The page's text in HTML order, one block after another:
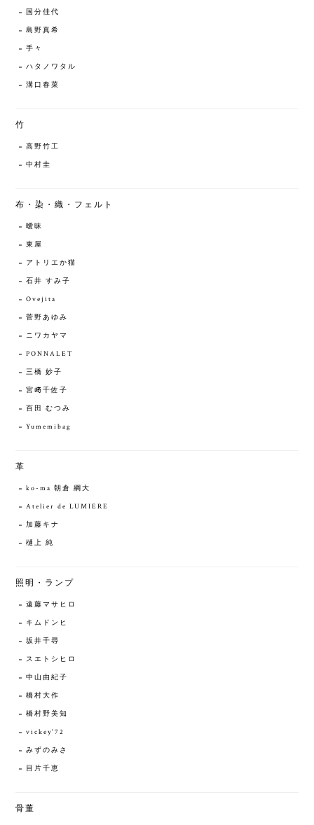
国分佳代
島野真希
手々
ハタノワタル
溝口春菜
竹
高野竹工
中村圭
布・染・織・フェルト
曖昧
東屋
アトリエか猫
石井 すみ子
Ovejita
菅野あゆみ
ニワカヤマ
PONNALET
三橋 妙子
宮﨑千佐子
百田 むつみ
Yumemibag
革
ko-ma 朝倉 綱大
Atelier de LUMIERE
加藤キナ
樋上 純
照明・ランプ
遠藤マサヒロ
キムドンヒ
坂井千尋
スエトシヒロ
中山由紀子
橋村大作
橋村野美知
vickey'72
みずのみさ
目片千恵
骨董